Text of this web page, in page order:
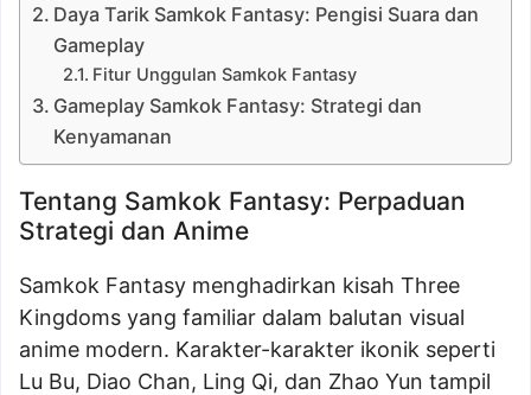
Daya Tarik Samkok Fantasy: Pengisi Suara dan
Gameplay
Fitur Unggulan Samkok Fantasy
Gameplay Samkok Fantasy: Strategi dan
Kenyamanan
Tentang Samkok Fantasy: Perpaduan
Strategi dan Anime
Samkok Fantasy menghadirkan kisah Three
Kingdoms yang familiar dalam balutan visual
anime modern. Karakter-karakter ikonik seperti
Lu Bu, Diao Chan, Ling Qi, dan Zhao Yun tampil